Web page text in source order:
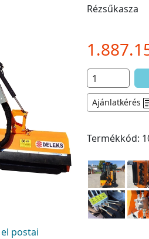
postai
Rézsűkasza
Ajánlatkérés
Termékkód: